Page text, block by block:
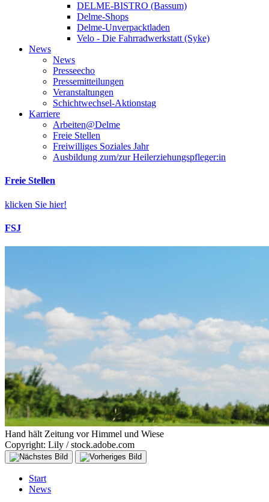
DELME-BISTRO (Bassum)
Delme-Shops
Delme-Unverpacktladen
Velo - Die Fahrradwerkstatt (Syke)
News
News
Presseecho
Pressemitteilungen
Veranstaltungen
Schichtwechsel-Aktionstag
Karriere
Arbeiten@Delme
Freie Stellen
Freiwilliges Soziales Jahr
Ausbildung zum/zur Heilerziehungspfleger:in
Freie Stellen
klicken Sie hier!
FSJ
Hand hält Zeitung vor Himmel und Wiese
Copyright: Lily / stock.adobe.com
Start
News